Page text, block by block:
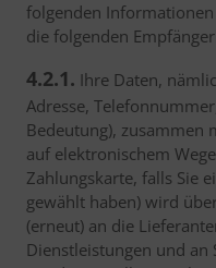
folgenden
die folgenden
4.2.1. Ihre Daten,
Adresse,
Bedeutung), zusammen
auf elektronischem
Zahlungskarte, falls Sie
gewählt haben) wird
(erneut) an die
Dienstleistungen und an